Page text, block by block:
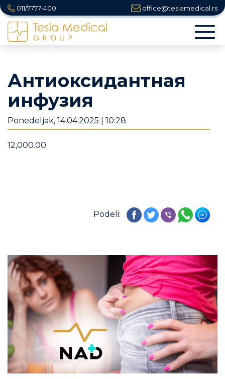
011/7777-400 office@teslamedical.rs
Антиоксидантная
инфузия
Ponedeljak, 14.04.2025 | 10:28
12,000.00
Podeli: